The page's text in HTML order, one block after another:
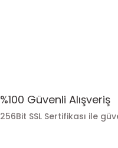
%100 Güvenli Alışveriş
256Bit SSL Sertifikası ile